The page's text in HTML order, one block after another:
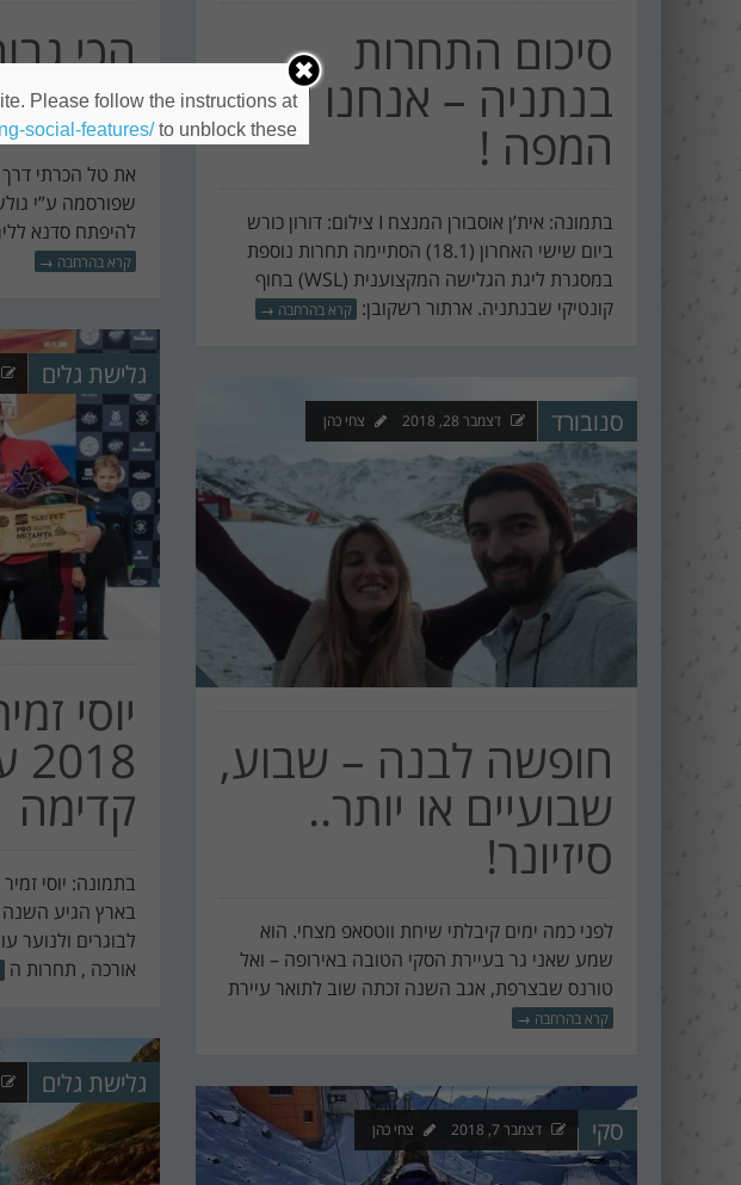
הכי
לגלוש
את טל הכרתי
שפורסמה ע”י
להיפתח סדנא
קרא בהרחבה →
סיכום התחרות
בנתניה – אנחנו על
המפה !
בתמונה: אית’ן אוסבורן המנצח I צילום: דורון כורש
ביום שישי האחרון (18.1) הסתיימה תחרות נוספת
במסגרת ליגת הגלישה המקצוענית (WSL) בחוף
קונטיקי שבנתניה. ארתור רשקובן: קרא בהרחבה →
גלישת גלים
יוסי
קדימה
בתמונה: יוסי
בארץ הגיע
לבוגרים ולנוער
אורכה , תחרות ה
סנובורד דצמבר 28, 2018 צחי כהן
חופשה לבנה – שבוע,
שבועיים או יותר..
סיזיונר!
לפני כמה ימים קיבלתי שיחת ווטסאפ מצחי. הוא
שמע שאני גר בעיירת הסקי הטובה באירופה – ואל
טורנס שבצרפת, אגב השנה זכתה שוב לתואר עיירת
קרא בהרחבה →
גלישת גלים
סקי דצמבר 7, 2018 צחי כהן
Please follow the instructions at
social-features/to unblock these.